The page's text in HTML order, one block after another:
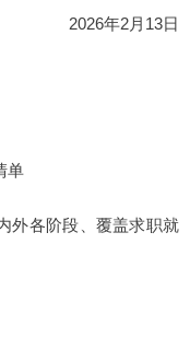
2026年2月13日
单
外各阶段、覆盖求职就